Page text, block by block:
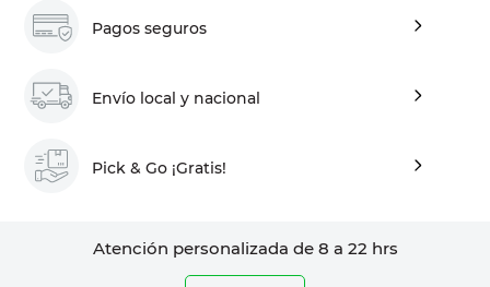
Pagos seguros
Envío local y nacional
Pick & Go ¡Gratis!
Atención personalizada de 8 a 22 hrs